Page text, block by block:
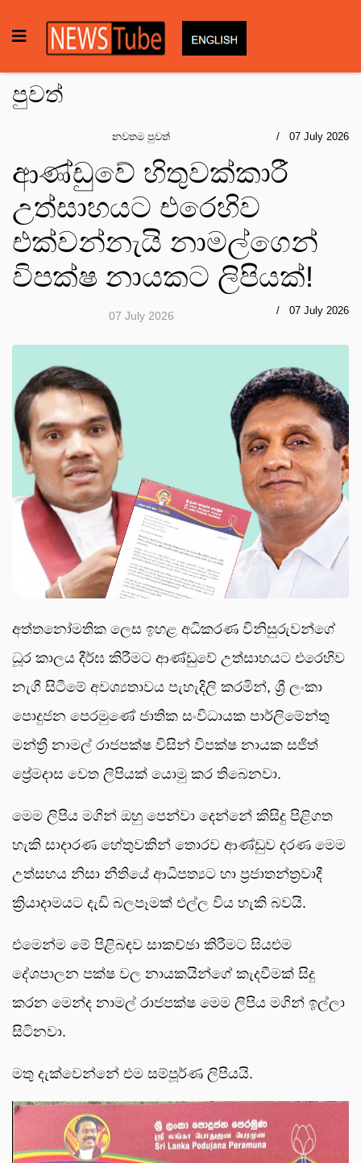
පුවත්
නවතම පුවත් 07 July 2026
ආණ්ඩුවේ හිතුවක්කාරී
උත්සාහයට එරෙහිව
එක්වන්නැයි නාමල්ගෙන්
විපක්ෂ නායකට ලිපියක්!
07 July 2026 07 July 2026
අත්තනෝමතික ලෙස ඉහළ අධිකරණ විනිසුරුවන්ගේ
ධූර කාලය දීර්ඝ කිරීමට ආණ්ඩුවේ උත්සාහයට එරෙහිව
නැගී සිටීමේ අවශ්‍යතාවය පැහැදිලි කරමින්, ශ්‍රී ලංකා
පොදුජන පෙරමුණේ ජාතික සංවිධායක පාර්ලිමේන්තු
මන්ත්‍රී නාමල් රාජපක්ෂ විසින් විපක්ෂ නායක සජිත්
ප්‍රේමදාස වෙත ලිපියක් යොමු කර තිබෙනවා.
මෙම ලිපිය මගින් ඔහු පෙන්වා දෙන්නේ කිසිදු පිළිගත
හැකි සාදාරණ හේතුවකින් තොරව ආණ්ඩුව දරණ මෙම
උත්සහය නිසා නීතියේ ආධිපත්‍යට හා ප්‍රජාතන්ත්‍රවාදී
ක්‍රියාදාමයට දැඩි බලපෑමක් එල්ල විය හැකි බවයි.
එමෙන්ම මේ පිළිබඳව සාකච්ඡා කිරීමට සියළුම
දේශපාලන පක්ෂ වල නායකයින්ගේ කැදවීමක් සිදු
කරන මෙන්ද නාමල් රාජපක්ෂ මෙම ලිපිය මගින් ඉල්ලා
සිටිනවා.
මතු දැක්වෙන්නේ එම සම්පූර්ණ ලිපියයි.